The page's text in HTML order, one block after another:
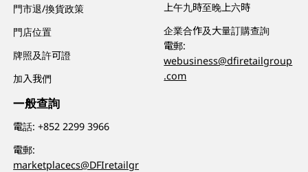
門市退/換貨政策
門店位置
牌照及許可證
加入我們
一般查詢
電話:+852 2299 3966
電郵:
marketplacecs@DFIretailgr
上午九時至晚上六時
企業合作及大量訂購查詢
電郵:
webusiness@dfiretailgroup
.com